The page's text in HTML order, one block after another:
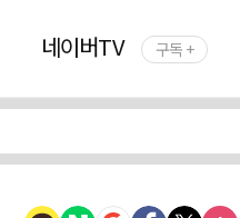
네이버TV 구독 +